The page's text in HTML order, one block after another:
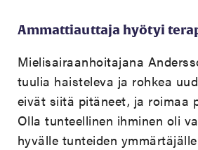
Ammattiauttaja hyötyi
Mielisairaanhoitajana
tuulia haisteleva ja rohkea
eivät siitä pitäneet, ja roimaa
Olla tunteellinen ihminen oli
hyvälle tunteiden